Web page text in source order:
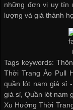
những đơn vị uy tín
lượng và giá thành
Tags keywords:
Thời Trang Áo Pull
quần lót nam giá sỉ
giá sỉ,Quần lót nam
Xu Hướng Thời